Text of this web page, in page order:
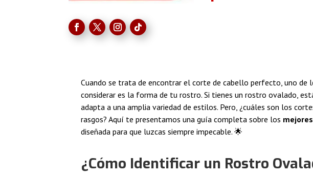
Cuando se trata de encontrar el corte de cabello perfecto, uno
considerar es la forma de tu rostro. Si tienes un rostro ovalado,
adapta a una amplia variedad de estilos. Pero, ¿cuáles son los
rasgos? Aquí te presentamos una guía completa sobre los
diseñada para que luzcas siempre impecable. 🌟
¿Cómo Identificar un Rostro